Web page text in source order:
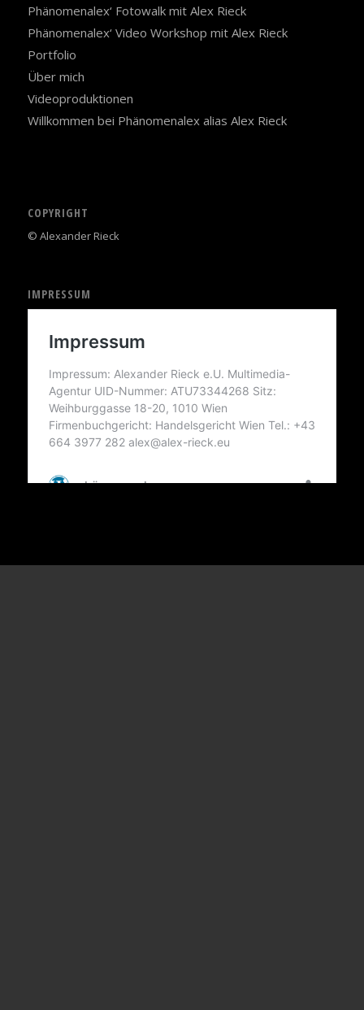
Phänomenalex‘ Fotowalk mit Alex Rieck
Phänomenalex‘ Video Workshop mit Alex Rieck
Portfolio
Über mich
Videoproduktionen
Willkommen bei Phänomenalex alias Alex Rieck
COPYRIGHT
© Alexander Rieck
IMPRESSUM